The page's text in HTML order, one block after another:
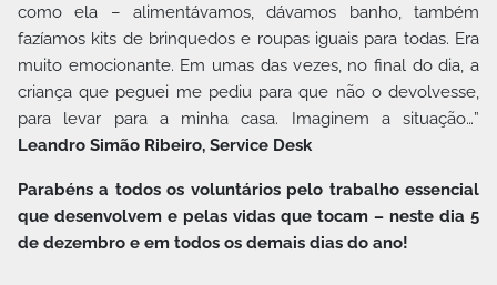
como ela – alimentávamos, dávamos banho, também
fazíamos kits de brinquedos e roupas iguais para todas. Era
muito emocionante. Em umas das vezes, no final do dia, a
criança que peguei me pediu para que não o devolvesse,
para levar para a minha casa. Imaginem a situação…”
Leandro Simão Ribeiro, Service Desk
Parabéns a todos os voluntários pelo trabalho essencial
que desenvolvem e pelas vidas que tocam – neste dia 5
de dezembro e em todos os demais dias do ano!